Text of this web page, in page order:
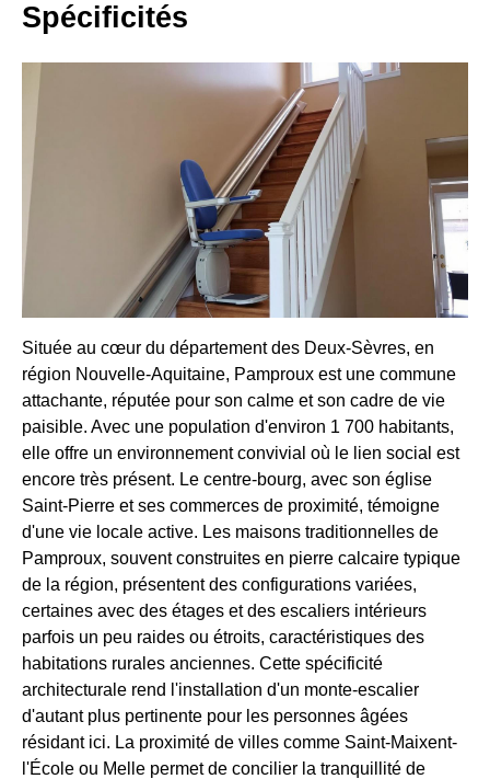
Spécificités
Située au cœur du département des Deux-Sèvres, en
région Nouvelle-Aquitaine, Pamproux est une commune
attachante, réputée pour son calme et son cadre de vie
paisible. Avec une population d'environ 1 700 habitants,
elle offre un environnement convivial où le lien social est
encore très présent. Le centre-bourg, avec son église
Saint-Pierre et ses commerces de proximité, témoigne
d'une vie locale active. Les maisons traditionnelles de
Pamproux, souvent construites en pierre calcaire typique
de la région, présentent des configurations variées,
certaines avec des étages et des escaliers intérieurs
parfois un peu raides ou étroits, caractéristiques des
habitations rurales anciennes. Cette spécificité
architecturale rend l'installation d'un monte-escalier
d'autant plus pertinente pour les personnes âgées
résidant ici. La proximité de villes comme Saint-Maixent-
l'École ou Melle permet de concilier la tranquillité de